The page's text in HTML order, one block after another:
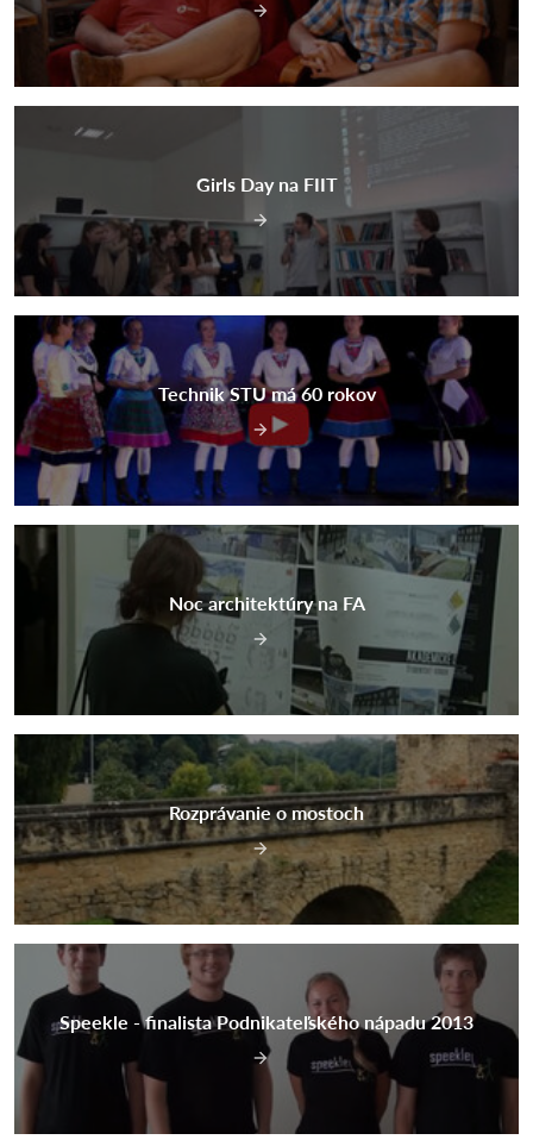
Girls Day na FIIT
Technik STU má 60 rokov
Noc architektúry na FA
Rozprávanie o mostoch
Speekle - finalista Podnikateľského nápadu 2013